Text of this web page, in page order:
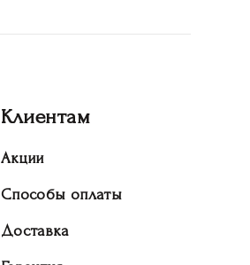
Клиентам
Акции
Способы оплаты
Доставка